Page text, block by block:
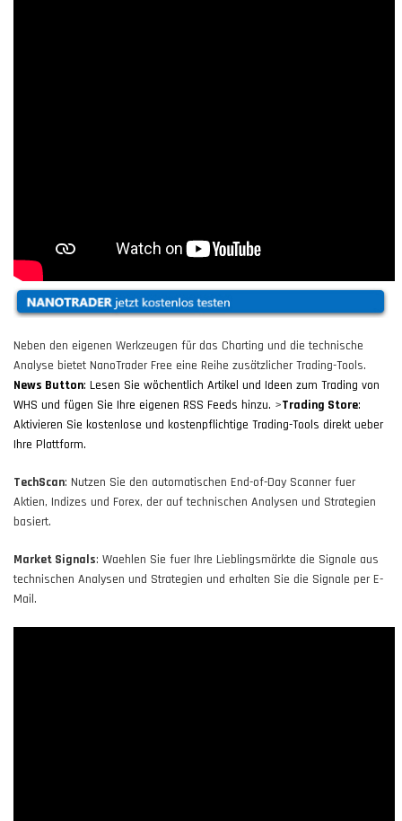
Neben den eigenen Werkzeugen für das Charting und die technische
Analyse bietet NanoTrader Free eine Reihe zusätzlicher Trading-Tools.
News Button: Lesen Sie wöchentlich Artikel und Ideen zum Trading von
WHS und fügen Sie Ihre eigenen RSS Feeds hinzu. >Trading Store:
Aktivieren Sie kostenlose und kostenpflichtige Trading-Tools direkt ueber
Ihre Plattform.
TechScan: Nutzen Sie den automatischen End-of-Day Scanner fuer
Aktien, Indizes und Forex, der auf technischen Analysen und Strategien
basiert.
Market Signals: Waehlen Sie fuer Ihre Lieblingsmärkte die Signale aus
technischen Analysen und Strategien und erhalten Sie die Signale per E-
Mail.